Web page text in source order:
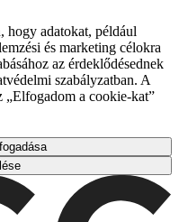
hogy adatokat, például
és marketing célokra
az érdeklődésednek
szabályzatban. A
„Elfogadom a cookie-kat”